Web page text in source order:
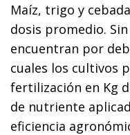
Maíz, trigo y
dosis promedio.
encuentran por
cuales los cultivos
fertilización en Kg
de nutriente
eficiencia